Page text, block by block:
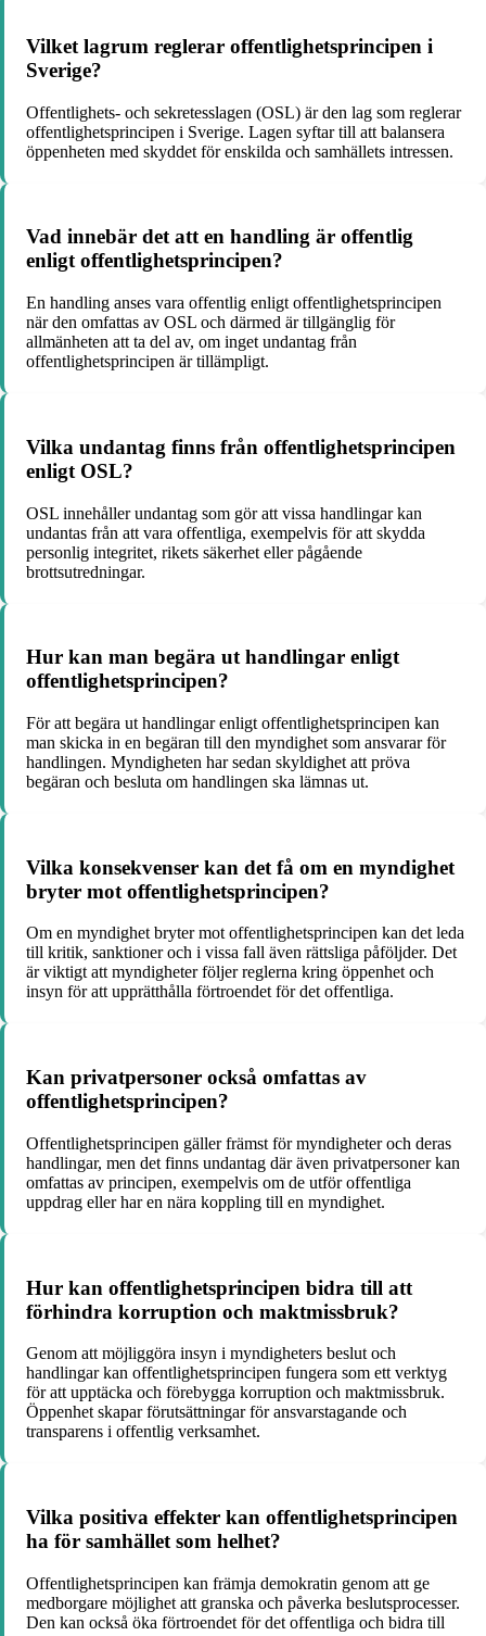
Vilket lagrum reglerar offentlighetsprincipen i
Sverige?
Offentlighets- och sekretesslagen (OSL) är den lag som reglerar
offentlighetsprincipen i Sverige. Lagen syftar till att balansera
öppenheten med skyddet för enskilda och samhällets intressen.
Vad innebär det att en handling är offentlig
enligt offentlighetsprincipen?
En handling anses vara offentlig enligt offentlighetsprincipen
när den omfattas av OSL och därmed är tillgänglig för
allmänheten att ta del av, om inget undantag från
offentlighetsprincipen är tillämpligt.
Vilka undantag finns från offentlighetsprincipen
enligt OSL?
OSL innehåller undantag som gör att vissa handlingar kan
undantas från att vara offentliga, exempelvis för att skydda
personlig integritet, rikets säkerhet eller pågående
brottsutredningar.
Hur kan man begära ut handlingar enligt
offentlighetsprincipen?
För att begära ut handlingar enligt offentlighetsprincipen kan
man skicka in en begäran till den myndighet som ansvarar för
handlingen. Myndigheten har sedan skyldighet att pröva
begäran och besluta om handlingen ska lämnas ut.
Vilka konsekvenser kan det få om en myndighet
bryter mot offentlighetsprincipen?
Om en myndighet bryter mot offentlighetsprincipen kan det leda
till kritik, sanktioner och i vissa fall även rättsliga påföljder. Det
är viktigt att myndigheter följer reglerna kring öppenhet och
insyn för att upprätthålla förtroendet för det offentliga.
Kan privatpersoner också omfattas av
offentlighetsprincipen?
Offentlighetsprincipen gäller främst för myndigheter och deras
handlingar, men det finns undantag där även privatpersoner kan
omfattas av principen, exempelvis om de utför offentliga
uppdrag eller har en nära koppling till en myndighet.
Hur kan offentlighetsprincipen bidra till att
förhindra korruption och maktmissbruk?
Genom att möjliggöra insyn i myndigheters beslut och
handlingar kan offentlighetsprincipen fungera som ett verktyg
för att upptäcka och förebygga korruption och maktmissbruk.
Öppenhet skapar förutsättningar för ansvarstagande och
transparens i offentlig verksamhet.
Vilka positiva effekter kan offentlighetsprincipen
ha för samhället som helhet?
Offentlighetsprincipen kan främja demokratin genom att ge
medborgare möjlighet att granska och påverka beslutsprocesser.
Den kan också öka förtroendet för det offentliga och bidra till